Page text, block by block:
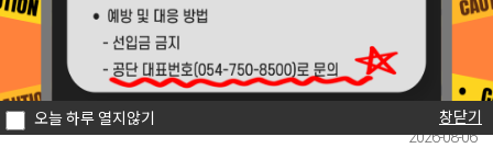
황성공원 궁도장 휴관 안내
황성공원 궁도장(호림정) 전 시설 휴관 안내 1. 휴관기간: 2026. 8. 15.(토)
~ 2026. 8. 20.(목) 6일간 2. 휴장시설: 황성공원 궁도장[호림정] 전 시설
3. 휴장사유: 궁도장 시설 보수 공사 시행 정비 후 쾌적한 환경으로 찾아뵙
2026-08-06
오늘 하루 열지않기 창닫기